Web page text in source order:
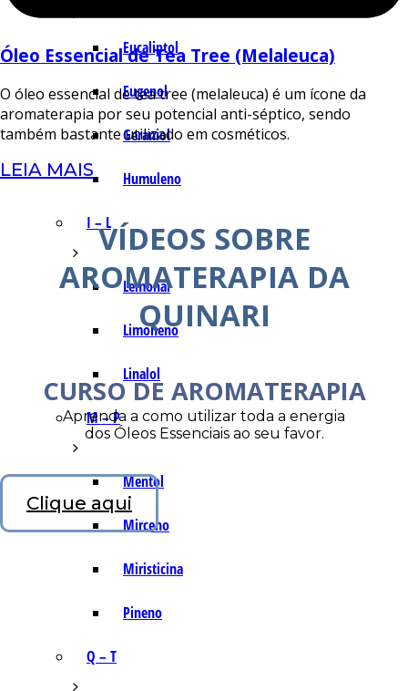
Eucaliptol
Eugenol
Geraniol
Humuleno
I – L
Lemonal
Limoneno
Linalol
M – P
Mentol
Mirceno
Miristicina
Pineno
Q – T
Óleo Essencial de Tea Tree (Melaleuca)
O óleo essencial de tea tree (melaleuca) é um ícone da
aromaterapia por seu potencial anti-séptico, sendo
também bastante utilizado em cosméticos.
LEIA MAIS
VÍDEOS SOBRE
AROMATERAPIA DA
QUINARI
CURSO DE AROMATERAPIA
Aprenda a como utilizar toda a energia
dos Óleos Essenciais ao seu favor.
Clique aqui